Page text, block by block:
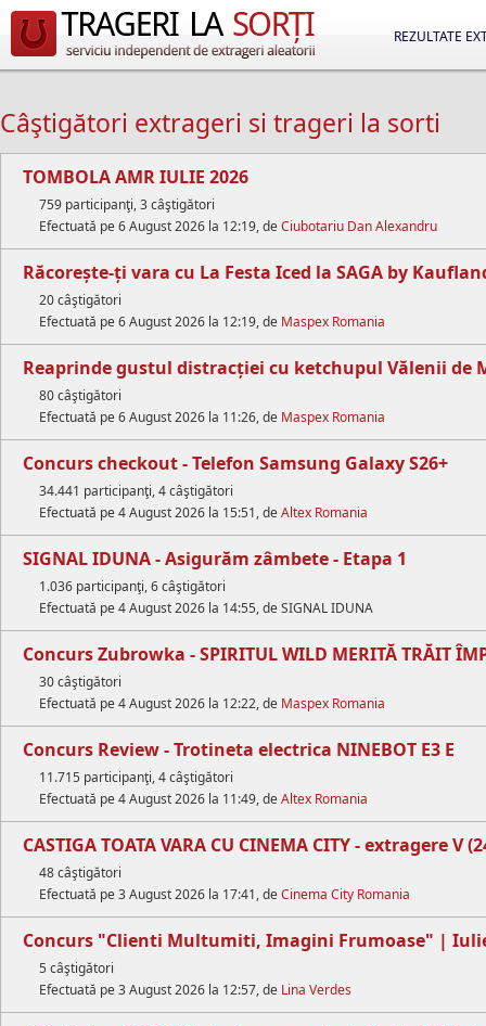
REZULTATE
Câştigători extrageri si trageri la sorti
TOMBOLA AMR IULIE 2026
759 participanţi, 3 câştigători
Efectuată pe 6 August 2026 la 12:19, deCiubotariu Dan Alexandru
Răcorește-ți vara cu La Festa Iced la SAGA by
20 câştigători
Efectuată pe 6 August 2026 la 12:19, de Maspex Romania
Reaprinde gustul distracției cu ketchupul Vălenii de
80 câştigători
Efectuată pe 6 August 2026 la 11:26, de Maspex Romania
Concurs checkout - Telefon Samsung Galaxy S26+
34.441 participanţi, 4 câştigători
Efectuată pe 4 August 2026 la 15:51, deAltex Romania
SIGNAL IDUNA - Asigurăm zâmbete - Etapa 1
1.036 participanţi, 6 câştigători
Efectuată pe 4 August 2026 la 14:55, de SIGNAL IDUNA
Concurs Zubrowka - SPIRITUL WILD MERITĂ TRĂIT
30 câştigători
Efectuată pe 4 August 2026 la 12:22, de Maspex Romania
Concurs Review - Trotineta electrica NINEBOT E3 E
11.715 participanţi, 4 câştigători
Efectuată pe 4 August 2026 la 11:49, deAltex Romania
CASTIGA TOATA VARA CU CINEMA CITY - extragere V
48 câştigători
Efectuată pe 3 August 2026 la 17:41, deCinema City Romania
Concurs "Clienti Multumiti, Imagini Frumoase" |
5 câştigători
Efectuată pe 3 August 2026 la 12:57, de Lina Verdes